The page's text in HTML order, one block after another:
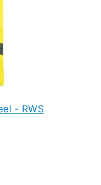
- RWS